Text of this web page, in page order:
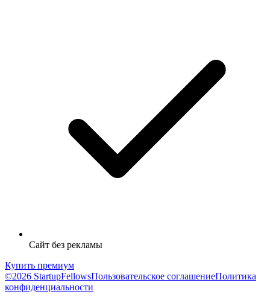
Сайт без рекламы
Купить премиум
©2026 StartupFellowsПользовательское соглашениеПолитика
конфиденциальности